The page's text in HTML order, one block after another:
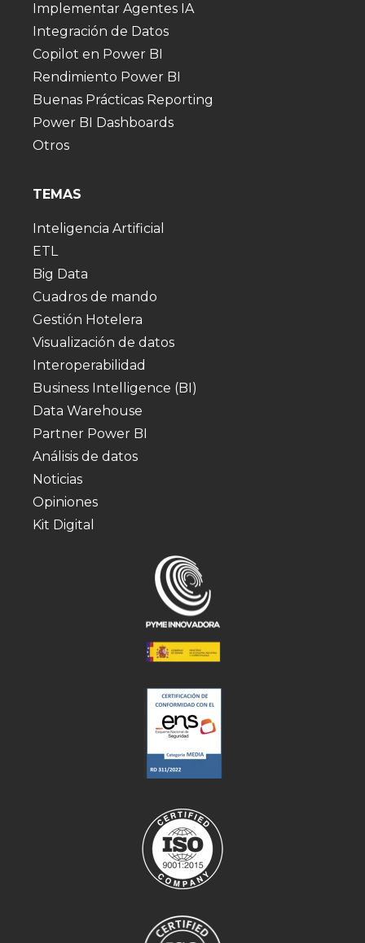
Implementar Agentes IA
Integración de Datos
Copilot en Power BI
Rendimiento Power BI
Buenas Prácticas Reporting
Power BI Dashboards
Otros
TEMAS
Inteligencia Artificial
ETL
Big Data
Cuadros de mando
Gestión Hotelera
Visualización de datos
Interoperabilidad
Business Intelligence (BI)
Data Warehouse
Partner Power BI
Análisis de datos
Noticias
Opiniones
Kit Digital